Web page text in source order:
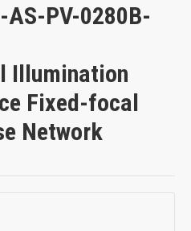
AS-PV-0280B-
Illumination
Fixed-focal
Network